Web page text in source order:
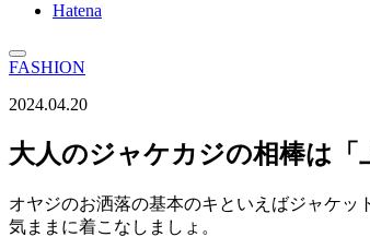
Hatena
FASHION
2024.04.20
大人のジャケカジの相棒は「
オヤジのお洒落の基本のキといえばジャケ
気ままに着こなしましょ。